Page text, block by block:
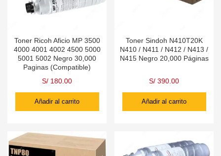
Toner Ricoh Aficio MP 3500
4000 4001 4002 4500 5000
5001 5002 Negro 30,000
Paginas (Compatible)
S/ 180.00
Añadir al carrito
Toner Sindoh N410T20K
N410 / N411 / N412 / N413 /
N415 Negro 20,000 Páginas
S/ 390.00
Añadir al carrito